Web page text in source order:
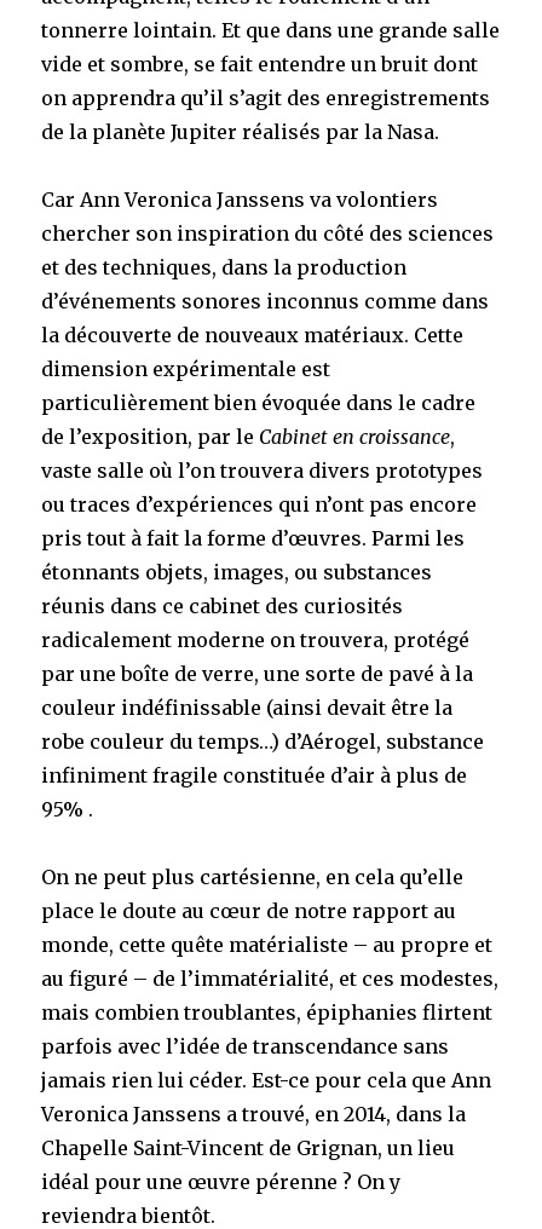
tonnerre lointain. Et que dans une grande salle
vide et sombre, se fait entendre un bruit dont
on apprendra qu’il s’agit des enregistrements
de la planète Jupiter réalisés par la Nasa.
Car Ann Veronica Janssens va volontiers
chercher son inspiration du côté des sciences
et des techniques, dans la production
d’événements sonores inconnus comme dans
la découverte de nouveaux matériaux. Cette
dimension expérimentale est
particulièrement bien évoquée dans le cadre
de l’exposition, par le Cabinet en croissance,
vaste salle où l’on trouvera divers prototypes
ou traces d’expériences qui n’ont pas encore
pris tout à fait la forme d’œuvres. Parmi les
étonnants objets, images, ou substances
réunis dans ce cabinet des curiosités
radicalement moderne on trouvera, protégé
par une boîte de verre, une sorte de pavé à la
couleur indéfinissable (ainsi devait être la
robe couleur du temps…) d’Aérogel, substance
infiniment fragile constituée d’air à plus de
95% .
On ne peut plus cartésienne, en cela qu’elle
place le doute au cœur de notre rapport au
monde, cette quête matérialiste – au propre et
au figuré – de l’immatérialité, et ces modestes,
mais combien troublantes, épiphanies flirtent
parfois avec l’idée de transcendance sans
jamais rien lui céder. Est-ce pour cela que Ann
Veronica Janssens a trouvé, en 2014, dans la
Chapelle Saint-Vincent de Grignan, un lieu
idéal pour une œuvre pérenne ? On y
reviendra bientôt.